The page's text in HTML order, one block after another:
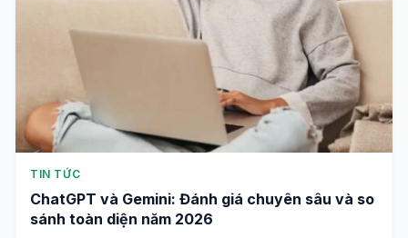
TIN TỨC
ChatGPT và Gemini: Đánh giá chuyên sâu và so
sánh toàn diện năm 2026